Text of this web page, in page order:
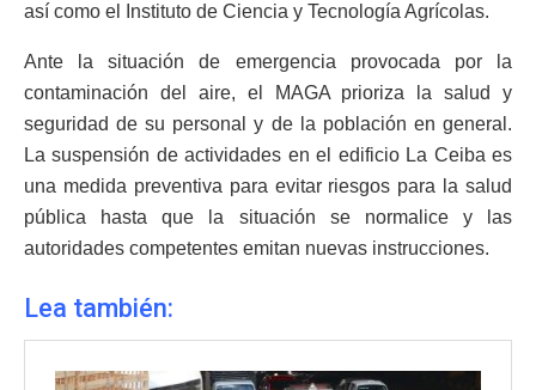
así como el Instituto de Ciencia y Tecnología Agrícolas.
Ante la situación de emergencia provocada por la
contaminación del aire, el MAGA prioriza la salud y
seguridad de su personal y de la población en general.
La suspensión de actividades en el edificio La Ceiba es
una medida preventiva para evitar riesgos para la salud
pública hasta que la situación se normalice y las
autoridades competentes emitan nuevas instrucciones.
Lea también: